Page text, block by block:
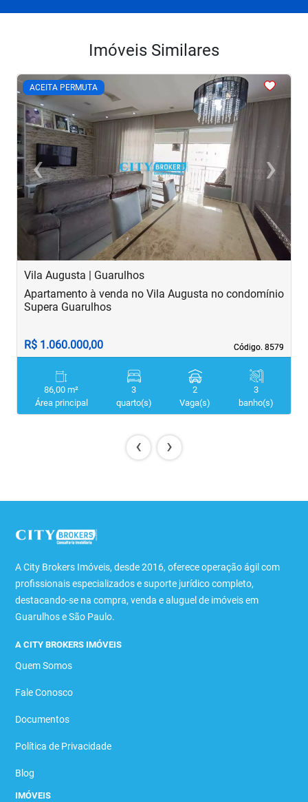
Imóveis Similares
ACEITA PERMUTA
<<<<
‹Previous ›
Next
Vila Augusta | Guarulhos
Código. 8579
Código. 8579
Apartamento à venda no Vila Augusta no condomínio
Supera Guarulhos
R$ 1.060.000,00
86,00 m²
Área principal
3
quarto(s)
2
Vaga(s)
3
banho(s)
‹ ›
A City Brokers Imóveis, desde 2016, oferece operação ágil com
profissionais especializados e suporte jurídico completo,
destacando-se na compra, venda e aluguel de imóveis em
Guarulhos e São Paulo.
A CITY BROKERS IMÓVEIS
Quem Somos
Fale Conosco
Documentos
Política de Privacidade
Blog
IMÓVEIS